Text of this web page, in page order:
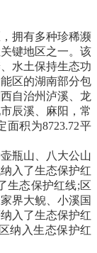
拥有多种珍稀濒
键地区之一。该
水土保持生态功
区的湖南部分包
自治州泸溪、龙
辰溪、麻阳，常
积为8723.72平
瓶山、八大公山
入了生态保护红
生态保护红线;区
界大鲵、小溪国
入了生态保护红
纳入生态保护红